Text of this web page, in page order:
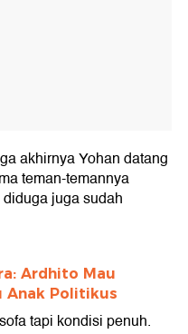
akhirnya Yohan datang
teman-temannya
juga sudah
Ardhito Mau
Anak Politikus
tapi kondisi penuh.